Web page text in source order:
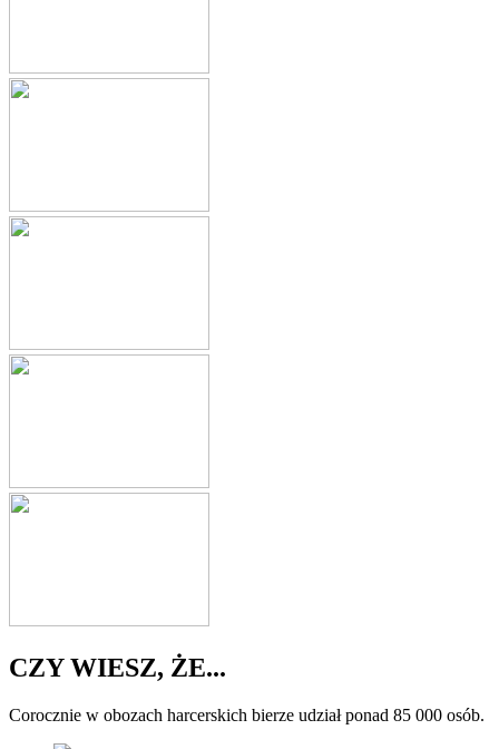
CZY WIESZ, ŻE...
Corocznie w obozach harcerskich bierze udział ponad 85 000 osób.